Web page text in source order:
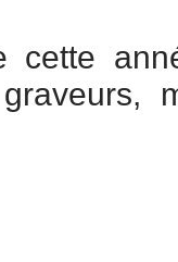
cette